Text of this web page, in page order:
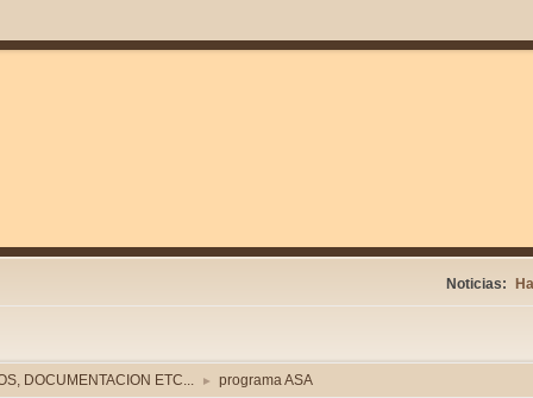
Noticias:
DOCUMENTACION ETC... ► programa ASA